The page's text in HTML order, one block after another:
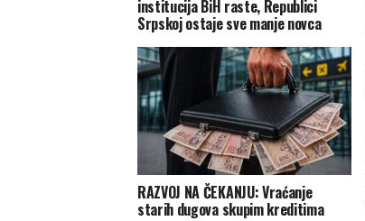
institucija BiH raste, Republici
Srpskoj ostaje sve manje novca
RAZVOJ NA ČEKANJU: Vraćanje
starih dugova skupim kreditima